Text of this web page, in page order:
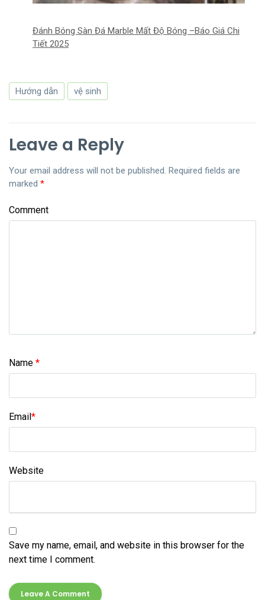
Đánh Bóng Sàn Đá Marble Mất Độ Bóng –Báo Giá Chi
Tiết 2025
Hướng dẫn vệ sinh
Leave a Reply
Your email address will not be published. Required fields are
marked *
Comment
Name *
Email*
Website
Save my name, email, and website in this browser for the
next time I comment.